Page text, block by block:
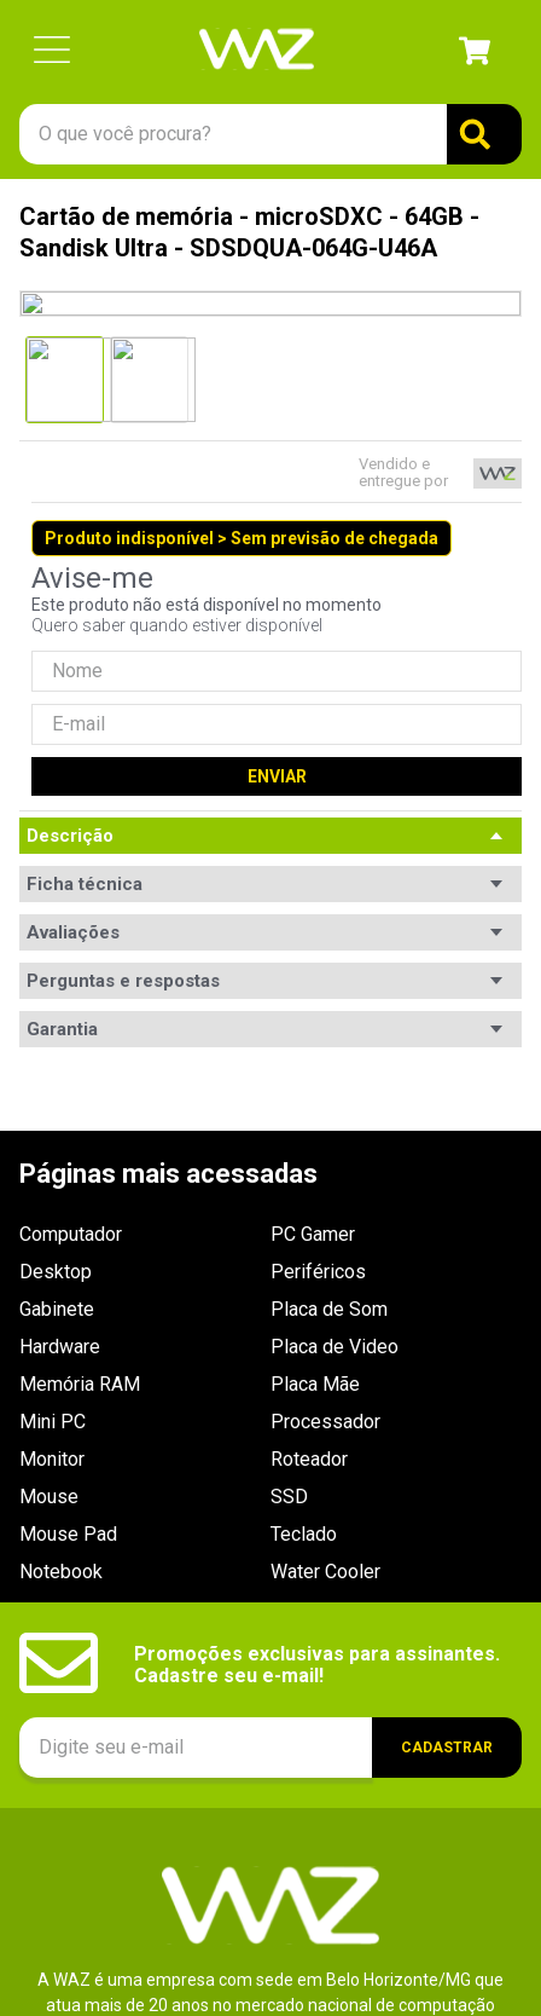
O que você procura?
Cartão de memória - microSDXC - 64GB -
Sandisk Ultra - SDSDQUA-064G-U46A
Vendido e
entregue por
Produto indisponível > Sem previsão de chegada
Este produto não está disponível no momento
Quero saber quando estiver disponível
ENVIAR
Descrição
Ficha técnica
Avaliações
Avaliações
ESCREVER AVALIAÇÃO
Perguntas e respostas
Garantia
Páginas mais acessadas
Computador
Desktop
Gabinete
Hardware
Memória RAM
Mini PC
Monitor
Mouse
Mouse Pad
Notebook
PC Gamer
Periféricos
Placa de Som
Placa de Video
Placa Mãe
Processador
Roteador
SSD
Teclado
Water Cooler
Promoções exclusivas para assinantes.
Cadastre seu e-mail!
CADASTRAR
A WAZ é uma empresa com sede em Belo Horizonte/MG que
atua mais de 20 anos no mercado nacional de computação
gabinete
3º
teclado
6º
mouse
8º
hd
10º jonsbo